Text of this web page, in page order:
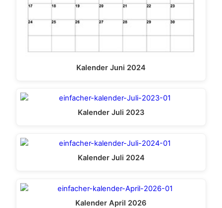
Kalender Juni 2024
Kalender Juli 2023
Kalender Juli 2024
Kalender April 2026